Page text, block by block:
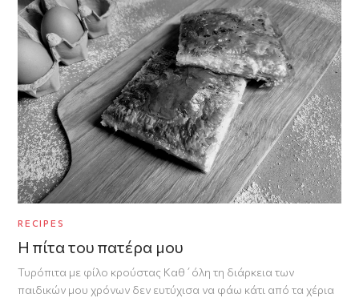
RECIPES
Η πίτα του πατέρα μου
Τυρόπιτα με φίλο κρούστας Καθ΄όλη τη διάρκεια των
παιδικών μου χρόνων δεν ευτύχισα να φάω κάτι από τα χέρια